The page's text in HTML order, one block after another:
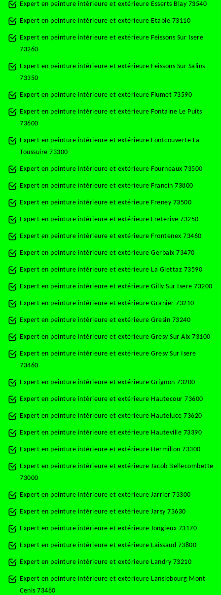
Expert en peinture intérieure et extérieure Esserts Blay 73540
Expert en peinture intérieure et extérieure Etable 73110
Expert en peinture intérieure et extérieure Feissons Sur Isere
73260
Expert en peinture intérieure et extérieure Feissons Sur Salins
73350
Expert en peinture intérieure et extérieure Flumet 73590
Expert en peinture intérieure et extérieure Fontaine Le Puits
73600
Expert en peinture intérieure et extérieure Fontcouverte La
Toussuire 73300
Expert en peinture intérieure et extérieure Fourneaux 73500
Expert en peinture intérieure et extérieure Francin 73800
Expert en peinture intérieure et extérieure Freney 73500
Expert en peinture intérieure et extérieure Freterive 73250
Expert en peinture intérieure et extérieure Frontenex 73460
Expert en peinture intérieure et extérieure Gerbaix 73470
Expert en peinture intérieure et extérieure La Giettaz 73590
Expert en peinture intérieure et extérieure Gilly Sur Isere 73200
Expert en peinture intérieure et extérieure Granier 73210
Expert en peinture intérieure et extérieure Gresin 73240
Expert en peinture intérieure et extérieure Gresy Sur Aix 73100
Expert en peinture intérieure et extérieure Gresy Sur Isere
73460
Expert en peinture intérieure et extérieure Grignon 73200
Expert en peinture intérieure et extérieure Hautecour 73600
Expert en peinture intérieure et extérieure Hauteluce 73620
Expert en peinture intérieure et extérieure Hauteville 73390
Expert en peinture intérieure et extérieure Hermillon 73300
Expert en peinture intérieure et extérieure Jacob Bellecombette
73000
Expert en peinture intérieure et extérieure Jarrier 73300
Expert en peinture intérieure et extérieure Jarsy 73630
Expert en peinture intérieure et extérieure Jongieux 73170
Expert en peinture intérieure et extérieure Laissaud 73800
Expert en peinture intérieure et extérieure Landry 73210
Expert en peinture intérieure et extérieure Lanslebourg Mont
Cenis 73480